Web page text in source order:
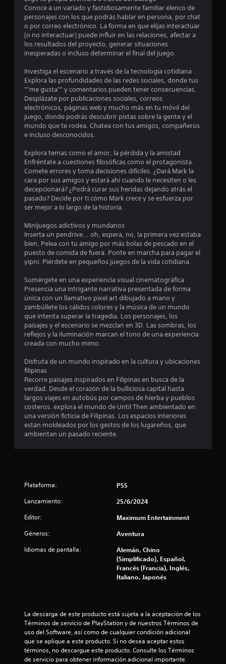
s
e
4
3
5
7
a
l
i
i
c
c
i
o
e
s
Conoce a un variado y fastidiosamente familiar elenco de
personajes con los que podrás hablar en persona, por chat
o por correo electrónico. La forma en que elijas interactuar
(o no interactuar) puede influir en las relaciones, afectar a
los resultados del proyecto, generar situaciones
inesperadas o incluso determinar el final del juego.
Investiga el escenario a través de la tecnología cotidiana
Explora las profundidades de las redes sociales, donde tus
""me gusta"" y comentarios pueden tener consecuencias.
Desplázate por publicaciones sociales, correos
electrónicos, páginas web y mucho más en tu móvil del
juego, donde podrás descubrir pistas sobre la gente y el
mundo que te rodea. Chatea con tus amigos, compañeros
e incluso desconocidos.
Explora temas como el amor, la pérdida y la amistad
Enfréntate a cuestiones filosóficas como el protagonista.
Comete errores y toma decisiones difíciles. ¿Dará Mark la
cara por sus amigos y estará ahí cuando le necesiten o les
decepcionará? ¿Podrá curar sus heridas dejando atrás el
pasado? Decide por ti cómo Mark crece y se esfuerza por
ser mejor a lo largo de la historia.
Minijuegos adictivos y mundanos
Inserta un pendrive... oh, espera, no, la primera vez estaba
bien. Pelea con tu amigo por más bolas de pescado en el
puesto de comida de fuera. Ponte en marcha para pagar el
yipni. Piérdete en pequeños juegos de la vida cotidiana.
Sumérgete en una experiencia visual cinematográfica
Presencia una intrigante narrativa presentada de forma
única con un llamativo pixel art dibujado a mano y
zambúllete los cálidos colores y la música de un mundo
que intenta superar la tragedia. Los personajes, los
paisajes y el escenario se mezclan en 3D. Las sombras, los
reflejos y la iluminación marcan el tono de una experiencia
creada con mucho mimo.
Disfruta de un mundo inspirado en la cultura y ubicaciones
filipinas
Recorre paisajes inspirados en Filipinas en busca de la
verdad. Desde el corazón de la bulliciosa capital hasta
largos viajes en autobús por campos de hierba y pueblos
costeros. explora el mundo de Until Then ambientado en
una versión ficticia de Filipinas. Los espacios interiores
están moldeados por los gestos de los lugareños, que
ambientan un pasado reciente.
Plataforma: PS5
Lanzamiento: 25/6/2024
Editor: Maximum Entertainment
Géneros: Aventura
Idiomas de pantalla:
Alemán, Chino
(Simplificado), Español,
Francés (Francia), Inglés,
Italiano, Japonés
La descarga de este producto está sujeta a la aceptación de los
Términos de servicio de PlayStation y de nuestros Términos de
uso del Software, así como de cualquier condición adicional
que se aplique a este producto. Si no desea aceptar estos
términos, no descargue este producto. Consulte los Términos
de servicio para obtener información adicional importante.